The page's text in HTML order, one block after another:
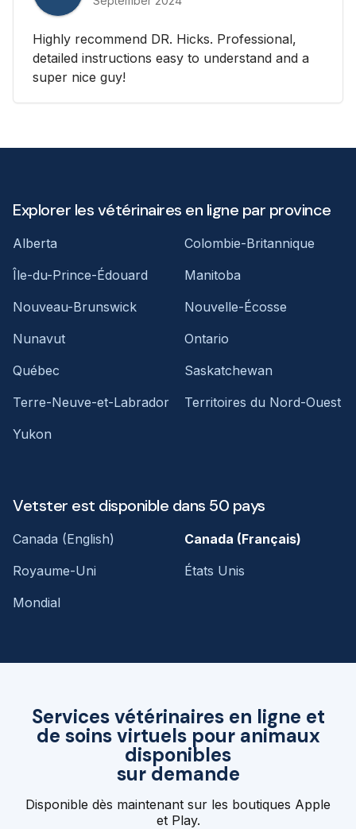
Highly recommend DR. Hicks. Professional,
detailed instructions easy to understand and a
super nice guy!
Services vétérinaires en ligne et
de soins virtuels pour animaux
disponibles
sur demande
Disponible dès maintenant sur les boutiques Apple
et Play.
Explorer les vétérinaires en ligne par province
Alberta
Colombie-Britannique
Île-du-Prince-Édouard
Manitoba
Nouveau-Brunswick
Nouvelle-Écosse
Nunavut
Ontario
Québec
Saskatchewan
Terre-Neuve-et-Labrador
Territoires du Nord-Ouest
Yukon
Vetster est disponible dans 50 pays
Canada (English)
Canada (Français)
Royaume-Uni
États Unis
Mondial